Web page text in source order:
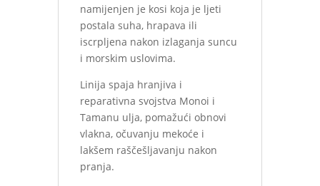
namijenjen je kosi koja je ljeti
postala suha, hrapava ili
iscrpljena nakon izlaganja suncu
i morskim uslovima.
Linija spaja hranjiva i
reparativna svojstva Monoi i
Tamanu ulja, pomažući obnovi
vlakna, očuvanju mekoće i
lakšem raščešljavanju nakon
pranja.